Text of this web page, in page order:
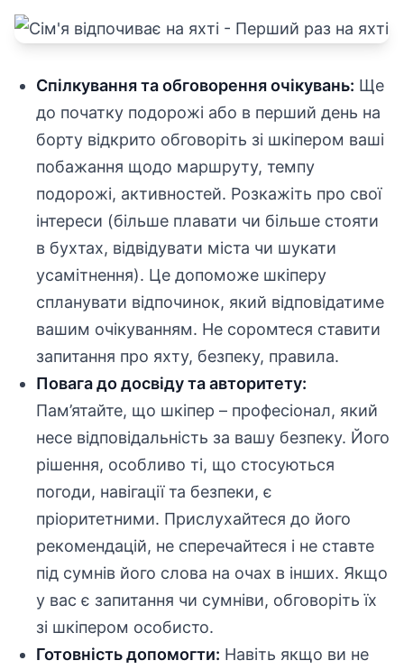
Спілкування та обговорення очікувань: Ще
до початку подорожі або в перший день на
борту відкрито обговоріть зі шкіпером ваші
побажання щодо маршруту, темпу
подорожі, активностей. Розкажіть про свої
інтереси (більше плавати чи більше стояти
в бухтах, відвідувати міста чи шукати
усамітнення). Це допоможе шкіперу
спланувати відпочинок, який відповідатиме
вашим очікуванням. Не соромтеся ставити
запитання про яхту, безпеку, правила.
Повага до досвіду та авторитету:
Пам’ятайте, що шкіпер – професіонал, який
несе відповідальність за вашу безпеку. Його
рішення, особливо ті, що стосуються
погоди, навігації та безпеки, є
пріоритетними. Прислухайтеся до його
рекомендацій, не сперечайтеся і не ставте
під сумнів його слова на очах в інших. Якщо
у вас є запитання чи сумніви, обговоріть їх
зі шкіпером особисто.
Готовність допомогти: Навіть якщо ви не